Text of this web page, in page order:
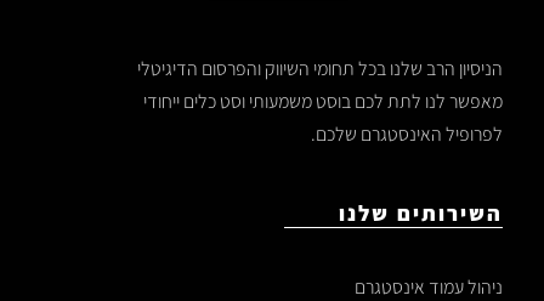
הניסיון הרב שלנו בכל תחומי השיווק והפרסום הדיגיטלי
מאפשר לנו לתת לכם בוסט משמעותי וסט כלים ייחודי
לפרופיל האינסטגרם שלכם.
השירותים שלנו
ניהול עמוד אינסטגרם